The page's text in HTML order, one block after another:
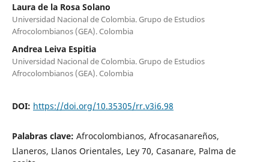
Laura de la Rosa Solano
Universidad Nacional de Colombia. Grupo de Estudios
Afrocolombianos (GEA). Colombia
Andrea Leiva Espitia
Universidad Nacional de Colombia. Grupo de Estudios
Afrocolombianos (GEA). Colombia
DOI: https://doi.org/10.35305/rr.v3i6.98
Palabras clave: Afrocolombianos, Afrocasanareños,
Llaneros, Llanos Orientales, Ley 70, Casanare, Palma de